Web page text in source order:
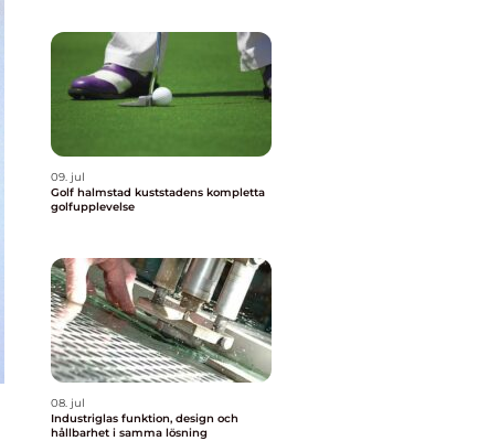
09. jul
Golf halmstad kuststadens kompletta
golfupplevelse
08. jul
Industriglas funktion, design och
hållbarhet i samma lösning